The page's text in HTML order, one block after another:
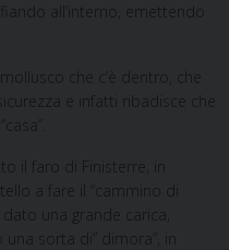
all’interno, emettendo
che c’è dentro, che
e infatti ribadisce che
il faro di Finisterre, in
a fare il “cammino di
dato una grande carica,
sorta di” dimora”, in